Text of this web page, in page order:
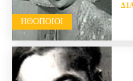
HΘΟΠΟΙΟΊ